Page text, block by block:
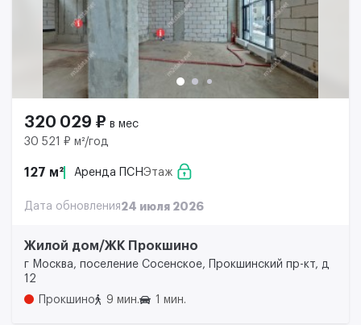
320 029 ₽ в мес
30 521 ₽ м²/год
127 м² Аренда ПСНЭтаж
Дата обновления24 июля 2026
Жилой дом/ЖК Прокшино
г Москва, поселение Сосенское, Прокшинский пр-кт, д
12
Прокшино
9 мин. 1 мин.